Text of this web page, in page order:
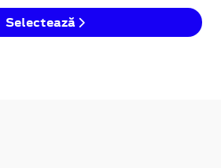
Selectează